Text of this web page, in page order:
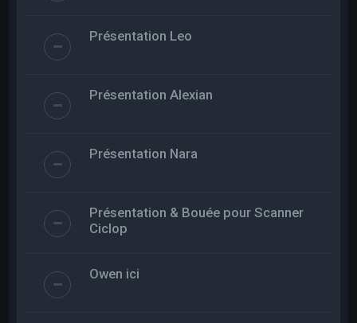
Présentation Leo
Présentation Alexian
Présentation Nara
Présentation & Bouée pour Scanner
Ciclop
Owen ici